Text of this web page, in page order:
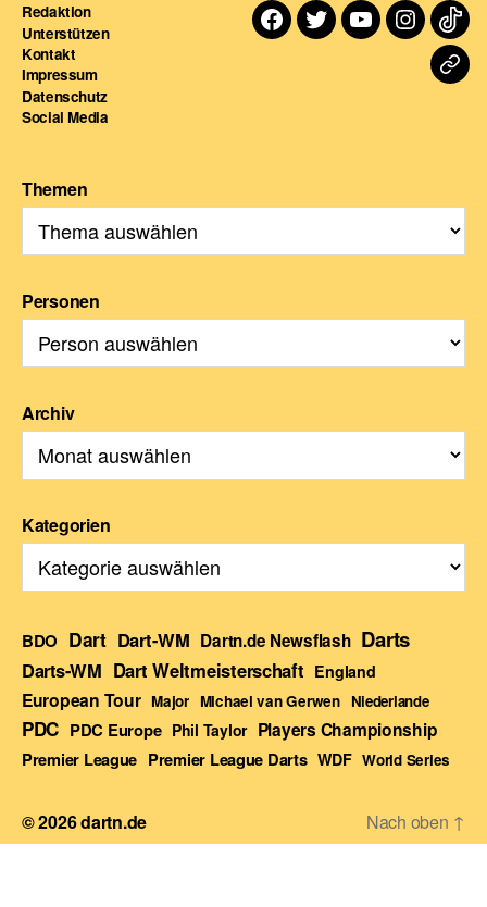
Redaktion
Unterstützen
Kontakt
Impressum
Datenschutz
Social Media
Facebook
TwitterYoutube
Themen
Personen
Archiv
Kategorien
BDO Dart Dart-WM Dartn.de Newsflash Darts
Darts-WM Dart Weltmeisterschaft England
European Tour Major Michael van Gerwen Niederlande
PDC PDC Europe Phil Taylor Players Championship
Premier League Premier League Darts WDF World Series
© 2026dartn.de Nach oben ↑